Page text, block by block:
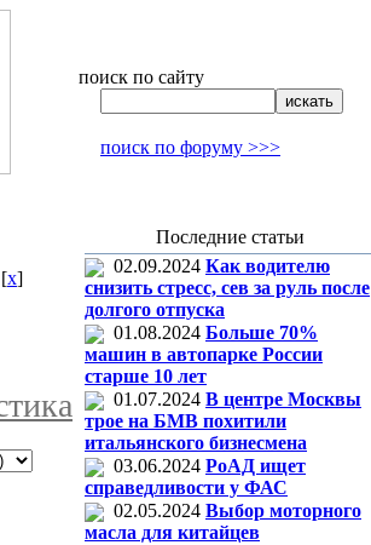
поиск по сайту
поиск по форуму >>>
[x]
Последние статьи
02.09.2024 Как водителю
снизить стресс, сев за руль после
долгого отпуска
01.08.2024 Больше 70%
машин в автопарке России
старше 10 лет
01.07.2024 В центре Москвы
трое на БМВ похитили
итальянского бизнесмена
03.06.2024 РоАД ищет
справедливости у ФАС
02.05.2024 Выбор моторного
масла для китайцев